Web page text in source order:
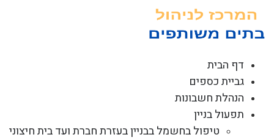
דף הבית
גביית כספים
הנהלת חשבונות
תפעול בניין
טיפול בחשמל בבניין בעזרת חברת ועד בית חיצוני